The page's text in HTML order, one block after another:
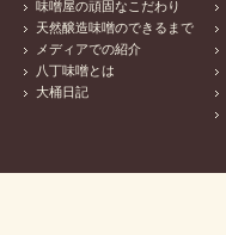
味噌屋の頑固なこだわり
天然醸造味噌のできるまで
メディアでの紹介
八丁味噌とは
大桶日記